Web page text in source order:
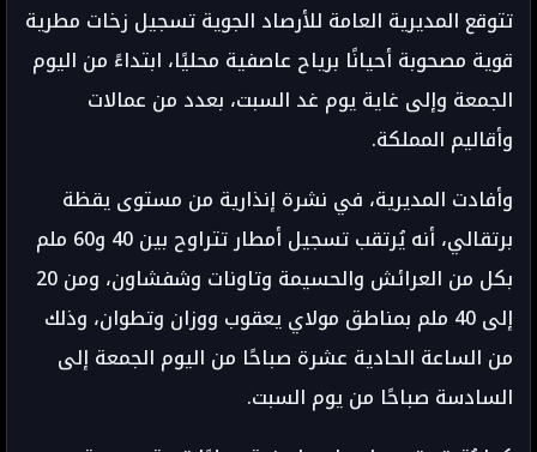
تتوقع المديرية العامة للأرصاد الجوية تسجيل زخات مطرية
قوية مصحوبة أحيانًا برياح عاصفية محليًا، ابتداءً من اليوم
الجمعة وإلى غاية يوم غد السبت، بعدد من عمالات
وأقاليم المملكة.
وأفادت المديرية، في نشرة إنذارية من مستوى يقظة
برتقالي، أنه يُرتقب تسجيل أمطار تتراوح بين 40 و60 ملم
بكل من العرائش والحسيمة وتاونات وشفشاون، ومن 20
إلى 40 ملم بمناطق مولاي يعقوب ووزان وتطوان، وذلك
من الساعة الحادية عشرة صباحًا من اليوم الجمعة إلى
السادسة صباحًا من يوم السبت.